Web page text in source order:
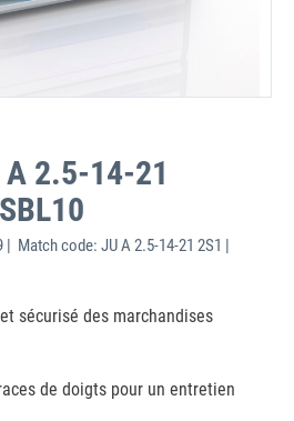
2.5-14-21
| Match code: JU A 2.5-14-21 2S1 |
sécurisé des marchandises
de doigts pour un entretien